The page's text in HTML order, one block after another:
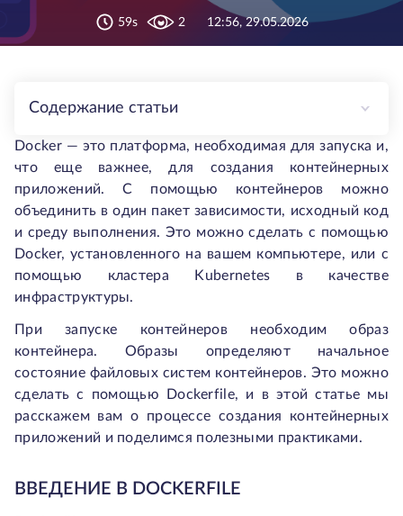
59s 2 12:56, 29.05.2026
Содержание статьи
Docker — это платформа, необходимая для запуска и,
что еще важнее, для создания контейнерных
приложений. С помощью контейнеров можно
объединить в один пакет зависимости, исходный код
и среду выполнения. Это можно сделать с помощью
Docker, установленного на вашем компьютере, или с
помощью кластера Kubernetes в качестве
инфраструктуры.
При запуске контейнеров необходим образ
контейнера. Образы определяют начальное
состояние файловых систем контейнеров. Это можно
сделать с помощью Dockerfile, и в этой статье мы
расскажем вам о процессе создания контейнерных
приложений и поделимся полезными практиками.
ВВЕДЕНИЕ В DOCKERFILE